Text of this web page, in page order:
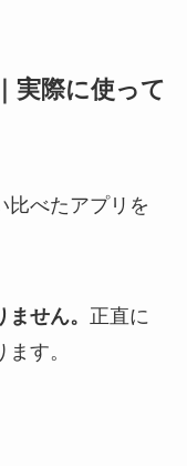
実際に使って
比べたアプリを
せん。 正直に
す。